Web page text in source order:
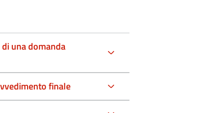
una domanda
finale